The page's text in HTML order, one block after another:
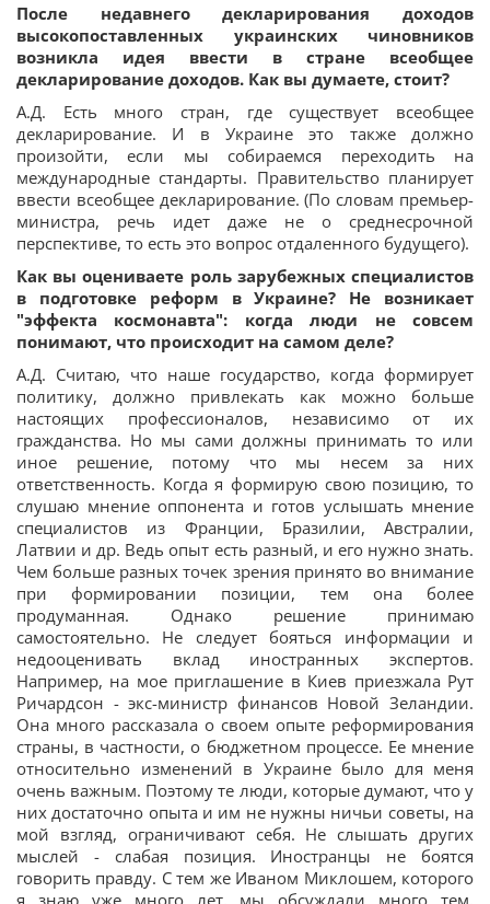
После недавнего декларирования доходов
высокопоставленных украинских чиновников
возникла идея ввести в стране всеобщее
декларирование доходов. Как вы думаете, стоит?
А.Д. Есть много стран, где существует всеобщее
декларирование. И в Украине это также должно
произойти, если мы собираемся переходить на
международные стандарты. Правительство планирует
ввести всеобщее декларирование. (По словам премьер-
министра, речь идет даже не о среднесрочной
перспективе, то есть это вопрос отдаленного будущего).
Как вы оцениваете роль зарубежных специалистов
в подготовке реформ в Украине? Не возникает
"эффекта космонавта": когда люди не совсем
понимают, что происходит на самом деле?
А.Д. Считаю, что наше государство, когда формирует
политику, должно привлекать как можно больше
настоящих профессионалов, независимо от их
гражданства. Но мы сами должны принимать то или
иное решение, потому что мы несем за них
ответственность. Когда я формирую свою позицию, то
слушаю мнение оппонента и готов услышать мнение
специалистов из Франции, Бразилии, Австралии,
Латвии и др. Ведь опыт есть разный, и его нужно знать.
Чем больше разных точек зрения принято во внимание
при формировании позиции, тем она более
продуманная. Однако решение принимаю
самостоятельно. Не следует бояться информации и
недооценивать вклад иностранных экспертов.
Например, на мое приглашение в Киев приезжала Рут
Ричардсон - экс-министр финансов Новой Зеландии.
Она много рассказала о своем опыте реформирования
страны, в частности, о бюджетном процессе. Ее мнение
относительно изменений в Украине было для меня
очень важным. Поэтому те люди, которые думают, что у
них достаточно опыта и им не нужны ничьи советы, на
мой взгляд, ограничивают себя. Не слышать других
мыслей - слабая позиция. Иностранцы не боятся
говорить правду. С тем же Иваном Миклошем, которого
я знаю уже много лет, мы обсуждали много тем.